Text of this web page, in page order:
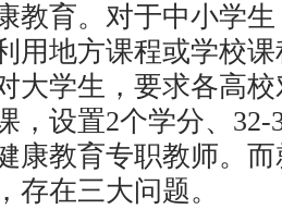
教育。对于中小学
用地方课程或学校
大学生，要求各高
，设置2个学分、32-
康教育专职教师。
存在三大问题。